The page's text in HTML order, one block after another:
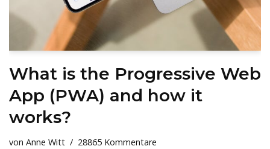
What is the Progressive Web
App (PWA) and how it
works?
von Anne Witt 28865 Kommentare